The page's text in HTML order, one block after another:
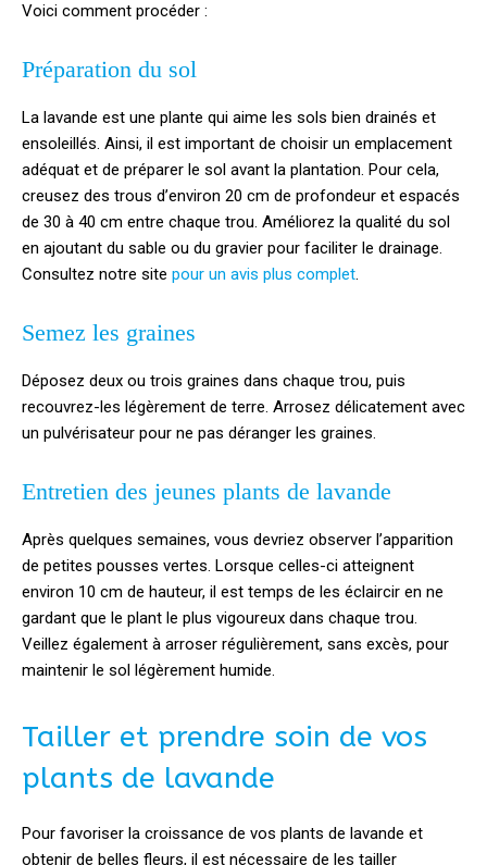
Voici comment procéder :
Préparation du sol
La lavande est une plante qui aime les sols bien drainés et
ensoleillés. Ainsi, il est important de choisir un emplacement
adéquat et de préparer le sol avant la plantation. Pour cela,
creusez des trous d’environ 20 cm de profondeur et espacés
de 30 à 40 cm entre chaque trou. Améliorez la qualité du sol
en ajoutant du sable ou du gravier pour faciliter le drainage.
Consultez notre site pour un avis plus complet.
Semez les graines
Déposez deux ou trois graines dans chaque trou, puis
recouvrez-les légèrement de terre. Arrosez délicatement avec
un pulvérisateur pour ne pas déranger les graines.
Entretien des jeunes plants de lavande
Après quelques semaines, vous devriez observer l’apparition
de petites pousses vertes. Lorsque celles-ci atteignent
environ 10 cm de hauteur, il est temps de les éclaircir en ne
gardant que le plant le plus vigoureux dans chaque trou.
Veillez également à arroser régulièrement, sans excès, pour
maintenir le sol légèrement humide.
Tailler et prendre soin de vos
plants de lavande
Pour favoriser la croissance de vos plants de lavande et
obtenir de belles fleurs, il est nécessaire de les tailler